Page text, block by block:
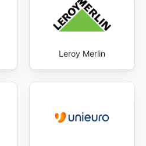
Leroy Merlin